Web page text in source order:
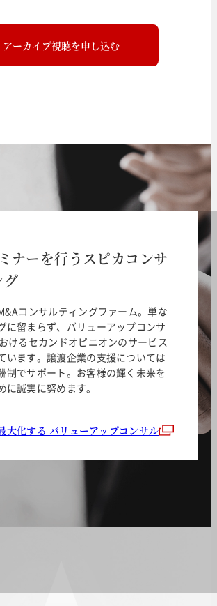
アーカイブ視聴を申し込む
ナーを行うスピカコンサ
グ
コンサルティングファーム。単な
に留まらず、バリューアップコンサ
けるセカンドオピニオンのサービス
います。譲渡企業の支援については
制でサポート。お客様の輝く未来を
に誠実に努めます。
大化する バリューアップコンサル